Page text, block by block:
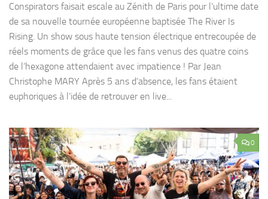
Conspirators faisait escale au Zénith de Paris pour l’ultime date
de sa nouvelle tournée européenne baptisée The River Is
Rising. Un show sous haute tension électrique entrecoupée de
réels moments de grâce que les fans venus des quatre coins
de l’hexagone attendaient avec impatience ! Par Jean
Christophe MARY Après 5 ans d’absence, les fans étaient
euphoriques à l’idée de retrouver en live...
0